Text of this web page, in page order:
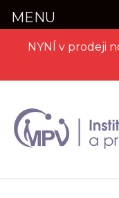
NYNÍ v prodeji
MENU